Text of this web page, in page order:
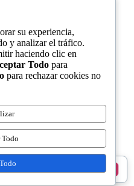
su experiencia,
y analizar el tráfico.
haciendo clic en
Todo para
para rechazar cookies no
Todo